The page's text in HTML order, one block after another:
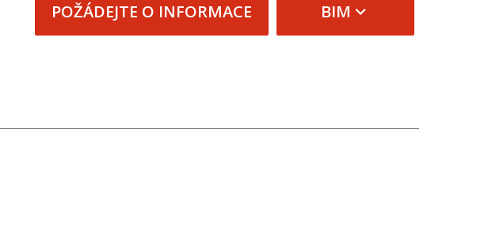
POŽÁDEJTE O INFORMACE BIM